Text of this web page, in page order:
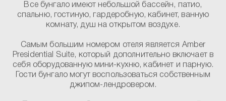
Все бунгало имеют небольшой бассейн, патио,
спальню, гостиную, гардеробную, кабинет, ванную
комнату, душ на открытом воздухе.
Самым большим номером отеля является Amber
Presidential Suite, который дополнительно включает в
себя оборудованную мини-кухню, кабинет и парную.
Гости бунгало могут воспользоваться собственным
джипом-лендровером.